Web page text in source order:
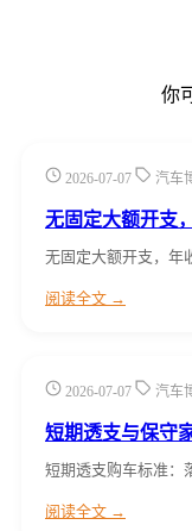
你
2026-07-07 汽车
无固定大额开支
无固定大额开支，年
阅读全文 →
2026-07-07 汽车
短期透支与保守
短期透支购车标准：
阅读全文 →